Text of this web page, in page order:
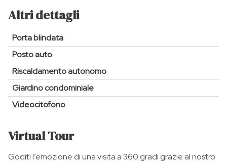
Altri dettagli
Porta blindata
Posto auto
Riscaldamento autonomo
Giardino condominiale
Videocitofono
Virtual Tour
Goditi l’emozione di una visita a 360 gradi grazie al nostro